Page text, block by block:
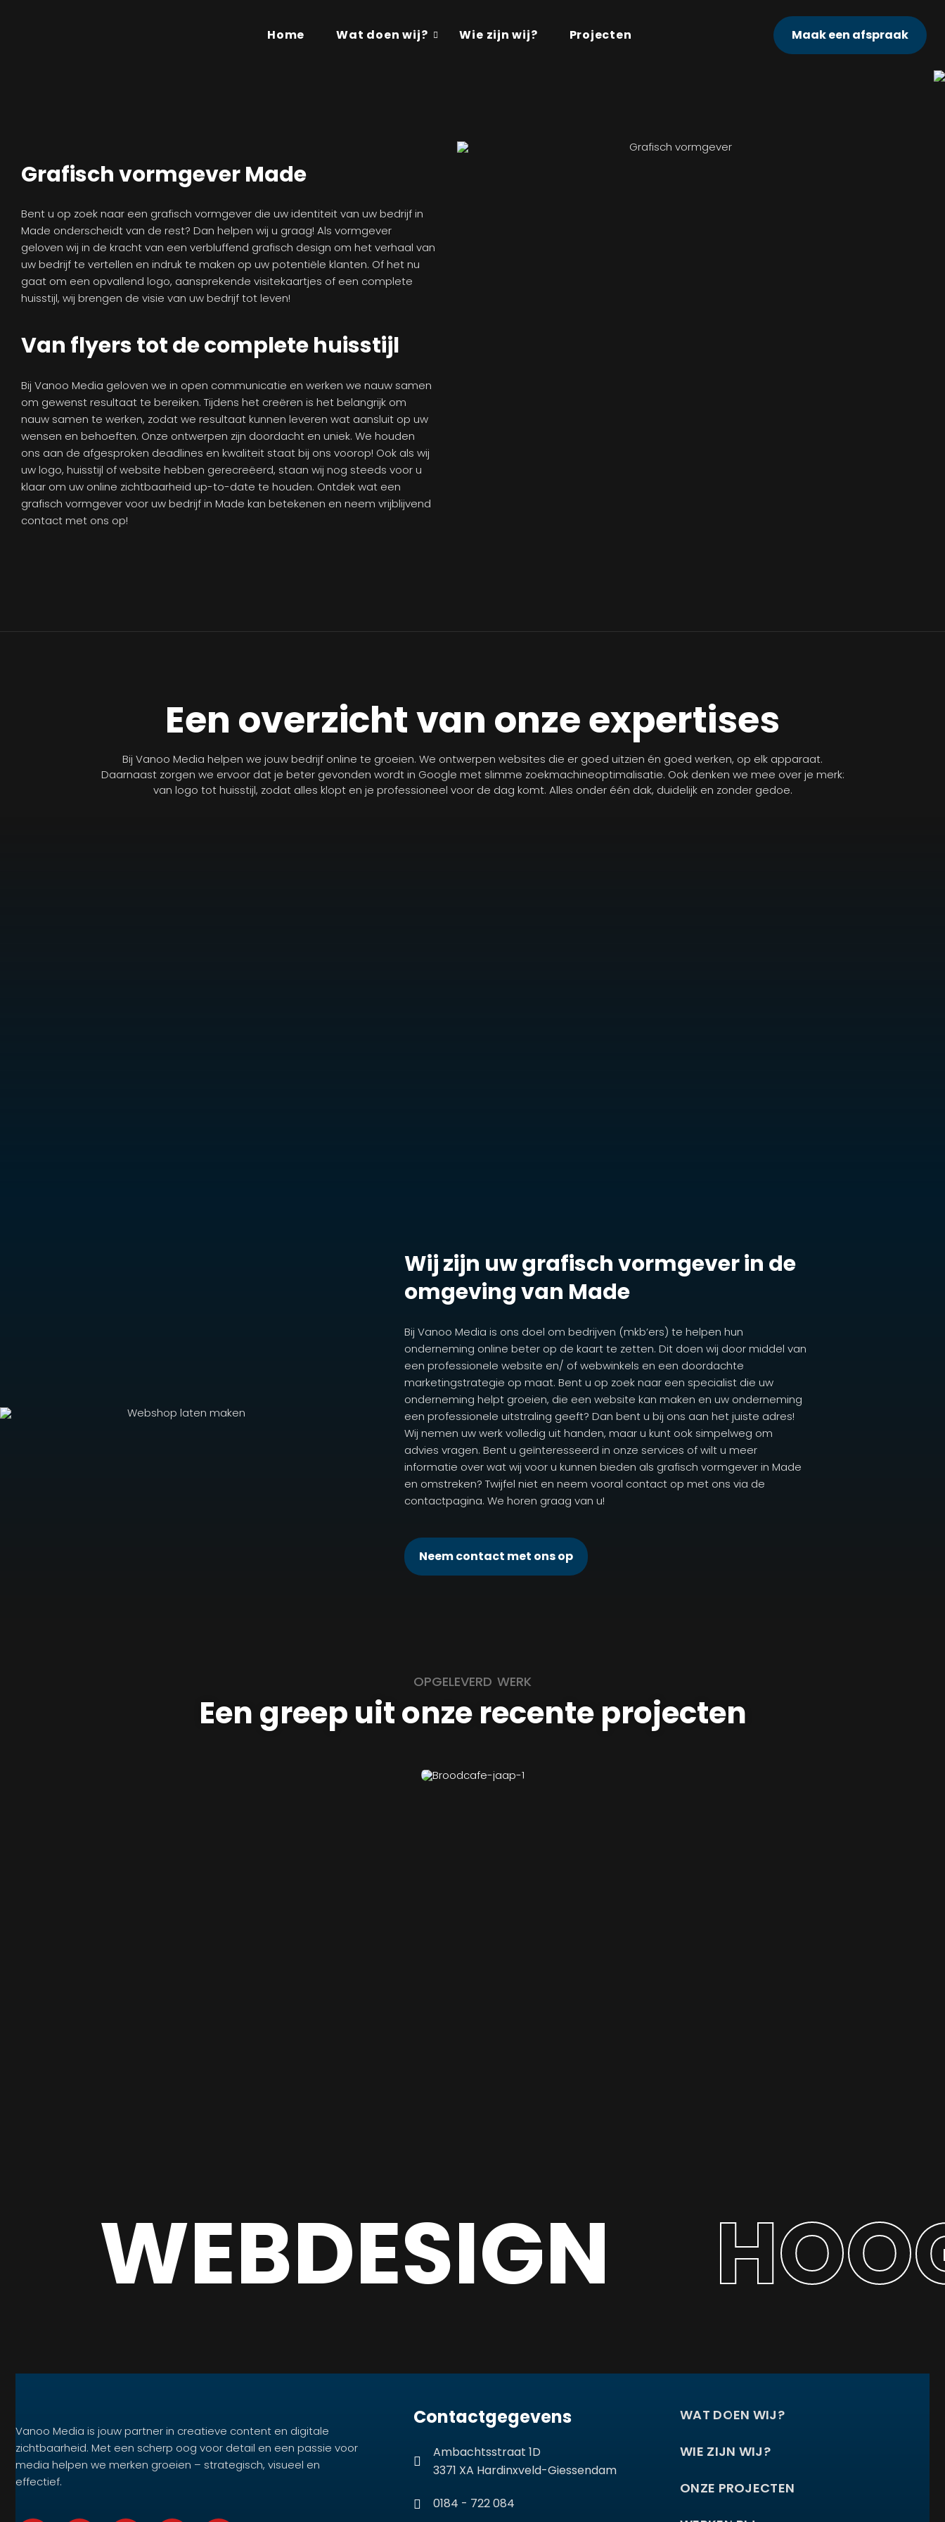
Home Wat doen wij? Wie zijn wij? Projecten Maak een afspraak
Grafisch vormgever Made
Bent u op zoek naar een grafisch vormgever die uw identiteit van uw bedrijf in
Made onderscheidt van de rest? Dan helpen wij u graag! Als vormgever
geloven wij in de kracht van een verbluffend grafisch design om het verhaal van
uw bedrijf te vertellen en indruk te maken op uw potentiële klanten. Of het nu
gaat om een opvallend logo, aansprekende visitekaartjes of een complete
huisstijl, wij brengen de visie van uw bedrijf tot leven!
Van flyers tot de complete huisstijl
Bij Vanoo Media geloven we in open communicatie en werken we nauw samen
om gewenst resultaat te bereiken. Tijdens het creëren is het belangrijk om
nauw samen te werken, zodat we resultaat kunnen leveren wat aansluit op uw
wensen en behoeften. Onze ontwerpen zijn doordacht en uniek. We houden
ons aan de afgesproken deadlines en kwaliteit staat bij ons voorop! Ook als wij
uw logo, huisstijl of website hebben gerecreëerd, staan wij nog steeds voor u
klaar om uw online zichtbaarheid up-to-date te houden. Ontdek wat een
grafisch vormgever voor uw bedrijf in Made kan betekenen en neem vrijblijvend
contact met ons op!
Een overzicht van onze expertises
Bij Vanoo Media helpen we jouw bedrijf online te groeien. We ontwerpen websites die er goed uitzien én goed werken, op elk apparaat.
Daarnaast zorgen we ervoor dat je beter gevonden wordt in Google met slimme zoekmachineoptimalisatie. Ook denken we mee over je merk:
van logo tot huisstijl, zodat alles klopt en je professioneel voor de dag komt. Alles onder één dak, duidelijk en zonder gedoe.
Wij zijn uw grafisch vormgever in de
omgeving van Made
Bij Vanoo Media is ons doel om bedrijven (mkb’ers) te helpen hun
onderneming online beter op de kaart te zetten. Dit doen wij door middel van
een professionele website en/ of webwinkels en een doordachte
marketingstrategie op maat. Bent u op zoek naar een specialist die uw
onderneming helpt groeien, die een website kan maken en uw onderneming
een professionele uitstraling geeft? Dan bent u bij ons aan het juiste adres!
Wij nemen uw werk volledig uit handen, maar u kunt ook simpelweg om
advies vragen. Bent u geïnteresseerd in onze services of wilt u meer
informatie over wat wij voor u kunnen bieden als grafisch vormgever in Made
en omstreken? Twijfel niet en neem vooral contact op met ons via de
contactpagina. We horen graag van u!
Neem contact met ons op
OPGELEVERD WERK
Een greep uit onze recente projecten
WEBDESIGN
Vanoo Media is jouw partner in creatieve content en digitale
zichtbaarheid. Met een scherp oog voor detail en een passie voor
media helpen we merken groeien – strategisch, visueel en
effectief.
Contactgegevens
Ambachtsstraat 1D
3371 XA Hardinxveld-Giessendam
0184 - 722 084
WAT DOEN WIJ?
WIE ZIJN WIJ?
ONZE PROJECTEN